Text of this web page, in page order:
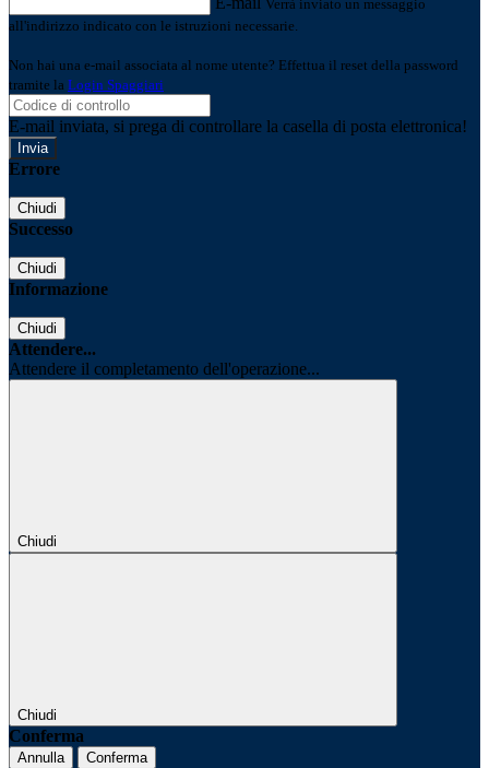
Verrà inviato un messaggio
all'indirizzo indicato con le istruzioni necessarie.
Non hai una e-mail associata al nome utente? Effettua il reset della password
tramite la Login Spaggiari
E-mail inviata, si prega di controllare la casella di posta elettronica!
Errore
Chiudi
Successo
Chiudi
Informazione
Chiudi
Attendere...
Attendere il completamento dell'operazione...
Chiudi
Chiudi
Conferma
Annulla Conferma